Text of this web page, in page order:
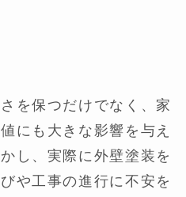
を保つだけでなく、家
にも大きな影響を与え
し、実際に外壁塗装を
や工事の進行に不安を